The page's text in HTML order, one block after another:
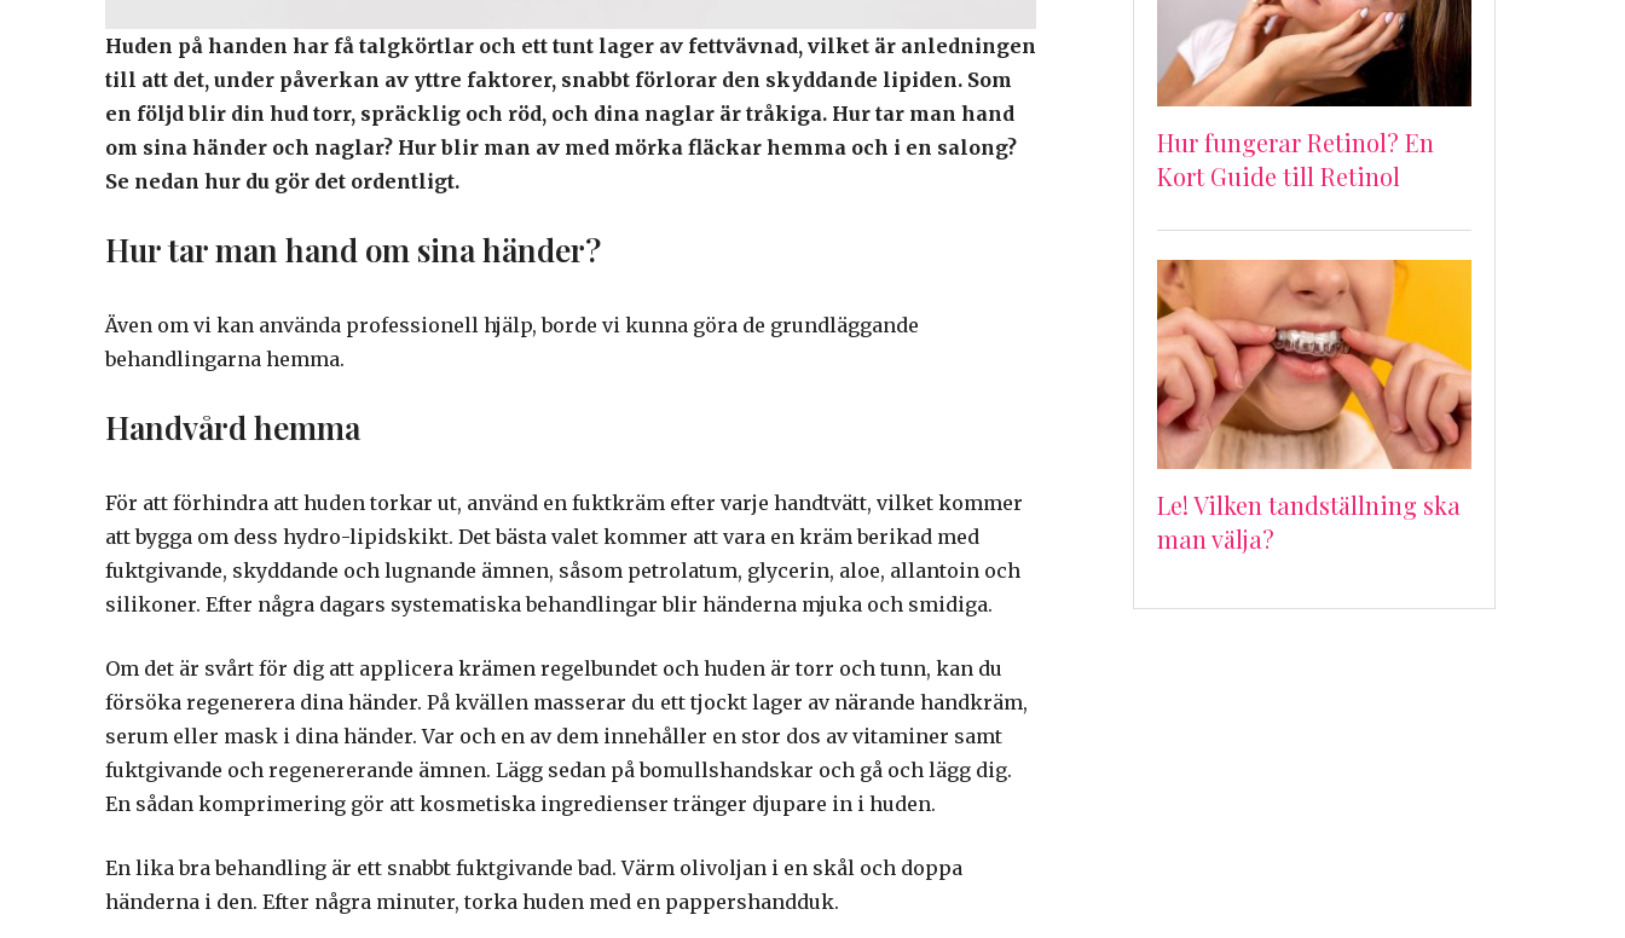
Huden på handen har få talgkörtlar och ett tunt lager av fettvävnad, vilket är anledningen
till att det, under påverkan av yttre faktorer, snabbt förlorar den skyddande lipiden. Som
en följd blir din hud torr, spräcklig och röd, och dina naglar är tråkiga. Hur tar man hand
om sina händer och naglar? Hur blir man av med mörka fläckar hemma och i en salong?
Se nedan hur du gör det ordentligt.
Hur tar man hand om sina händer?
Även om vi kan använda professionell hjälp, borde vi kunna göra de grundläggande
behandlingarna hemma.
Handvård hemma
För att förhindra att huden torkar ut, använd en fuktkräm efter varje handtvätt, vilket kommer
att bygga om dess hydro-lipidskikt. Det bästa valet kommer att vara en kräm berikad med
fuktgivande, skyddande och lugnande ämnen, såsom petrolatum, glycerin, aloe, allantoin och
silikoner. Efter några dagars systematiska behandlingar blir händerna mjuka och smidiga.
Om det är svårt för dig att applicera krämen regelbundet och huden är torr och tunn, kan du
försöka regenerera dina händer. På kvällen masserar du ett tjockt lager av närande handkräm,
serum eller mask i dina händer. Var och en av dem innehåller en stor dos av vitaminer samt
fuktgivande och regenererande ämnen. Lägg sedan på bomullshandskar och gå och lägg dig.
En sådan komprimering gör att kosmetiska ingredienser tränger djupare in i huden.
En lika bra behandling är ett snabbt fuktgivande bad. Värm olivoljan i en skål och doppa
händerna i den. Efter några minuter, torka huden med en pappershandduk.
Hur fungerar Retinol? En
Kort Guide till Retinol
Le! Vilken tandställning ska
man välja?